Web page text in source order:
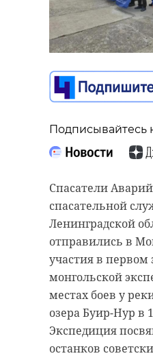
Подписывайтесь
Спасатели
спасательной
Ленинградской
отправились в
участия в первом
монгольской
местах боев у
озера Буир-Нур в
Экспедиция
останков